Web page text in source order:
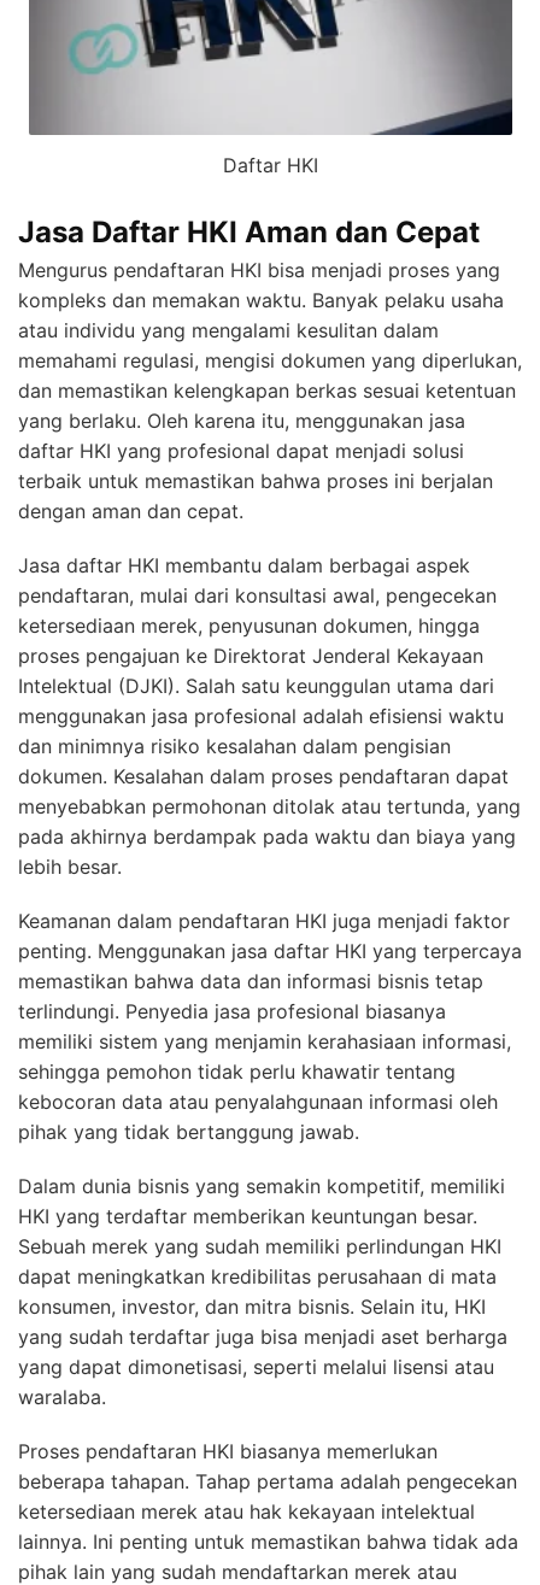
Daftar HKI
Jasa Daftar HKI Aman dan Cepat
Mengurus pendaftaran HKI bisa menjadi proses yang
kompleks dan memakan waktu. Banyak pelaku usaha
atau individu yang mengalami kesulitan dalam
memahami regulasi, mengisi dokumen yang diperlukan,
dan memastikan kelengkapan berkas sesuai ketentuan
yang berlaku. Oleh karena itu, menggunakan jasa
daftar HKI yang profesional dapat menjadi solusi
terbaik untuk memastikan bahwa proses ini berjalan
dengan aman dan cepat.
Jasa daftar HKI membantu dalam berbagai aspek
pendaftaran, mulai dari konsultasi awal, pengecekan
ketersediaan merek, penyusunan dokumen, hingga
proses pengajuan ke Direktorat Jenderal Kekayaan
Intelektual (DJKI). Salah satu keunggulan utama dari
menggunakan jasa profesional adalah efisiensi waktu
dan minimnya risiko kesalahan dalam pengisian
dokumen. Kesalahan dalam proses pendaftaran dapat
menyebabkan permohonan ditolak atau tertunda, yang
pada akhirnya berdampak pada waktu dan biaya yang
lebih besar.
Keamanan dalam pendaftaran HKI juga menjadi faktor
penting. Menggunakan jasa daftar HKI yang terpercaya
memastikan bahwa data dan informasi bisnis tetap
terlindungi. Penyedia jasa profesional biasanya
memiliki sistem yang menjamin kerahasiaan informasi,
sehingga pemohon tidak perlu khawatir tentang
kebocoran data atau penyalahgunaan informasi oleh
pihak yang tidak bertanggung jawab.
Dalam dunia bisnis yang semakin kompetitif, memiliki
HKI yang terdaftar memberikan keuntungan besar.
Sebuah merek yang sudah memiliki perlindungan HKI
dapat meningkatkan kredibilitas perusahaan di mata
konsumen, investor, dan mitra bisnis. Selain itu, HKI
yang sudah terdaftar juga bisa menjadi aset berharga
yang dapat dimonetisasi, seperti melalui lisensi atau
waralaba.
Proses pendaftaran HKI biasanya memerlukan
beberapa tahapan. Tahap pertama adalah pengecekan
ketersediaan merek atau hak kekayaan intelektual
lainnya. Ini penting untuk memastikan bahwa tidak ada
pihak lain yang sudah mendaftarkan merek atau